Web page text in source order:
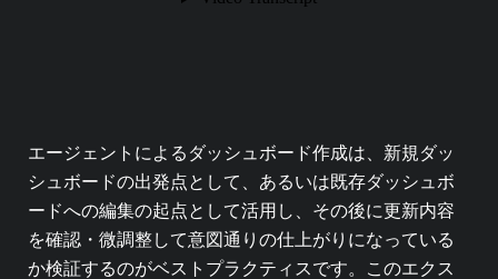
エージェントによるダッシュボード作成は、新規ダッ
シュボードの出発点として、あるいは既存ダッシュボ
ードへの編集の起点として活用し、その後に更新内容
を確認・微調整して意図通りの仕上がりになっている
か検証するのがベストプラクティスです。このエクス